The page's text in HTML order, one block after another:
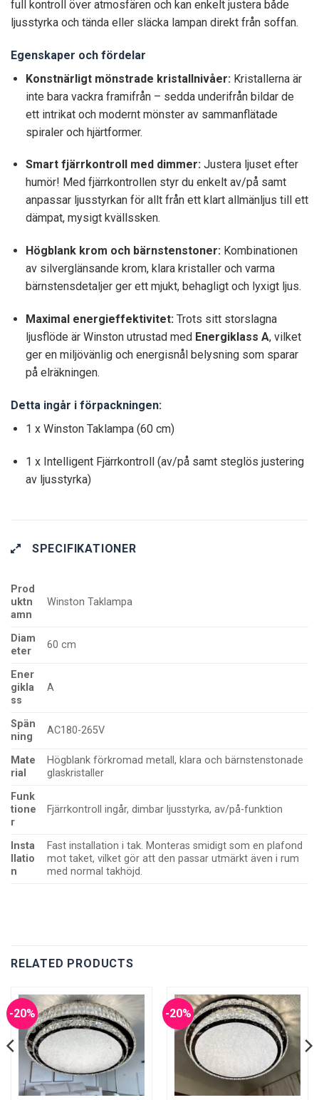
full kontroll över atmosfären och kan enkelt justera både
ljusstyrka och tända eller släcka lampan direkt från soffan.
Egenskaper och fördelar
Konstnärligt mönstrade kristallnivåer: Kristallerna är
inte bara vackra framifrån – sedda underifrån bildar de
ett intrikat och modernt mönster av sammanflätade
spiraler och hjärtformer.
Smart fjärrkontroll med dimmer:Justera ljuset efter
humör! Med fjärrkontrollen styr du enkelt av/på samt
anpassar ljusstyrkan för allt från ett klart allmänljus till ett
dämpat, mysigt kvällssken.
Högblank krom och bärnstenstoner:Kombinationen
av silverglänsande krom, klara kristaller och varma
bärnstensdetaljer ger ett mjukt, behagligt och lyxigt ljus.
Maximal energieffektivitet:Trots sitt storslagna
ljusflöde är Winston utrustad med Energiklass A, vilket
ger en miljövänlig och energisnål belysning som sparar
på elräkningen.
Detta ingår i förpackningen:
1 x Winston Taklampa (60 cm)
1 x Intelligent Fjärrkontroll (av/på samt steglös justering
av ljusstyrka)
SPECIFIKATIONER
Prod
uktn
amn
Winston Taklampa
Diam
eter
60 cm
Ener
gikla
ss
A
Spän
ning
AC180-265V
Mate
rial
Högblank förkromad metall, klara och bärnstenstonade
glaskristaller
Funk
tione
r
Fjärrkontroll ingår, dimbar ljusstyrka, av/på-funktion
Insta
llatio
n
Fast installation i tak. Monteras smidigt som en plafond
mot taket, vilket gör att den passar utmärkt även i rum
med normal takhöjd.
RELATED PRODUCTS
-20% -20%